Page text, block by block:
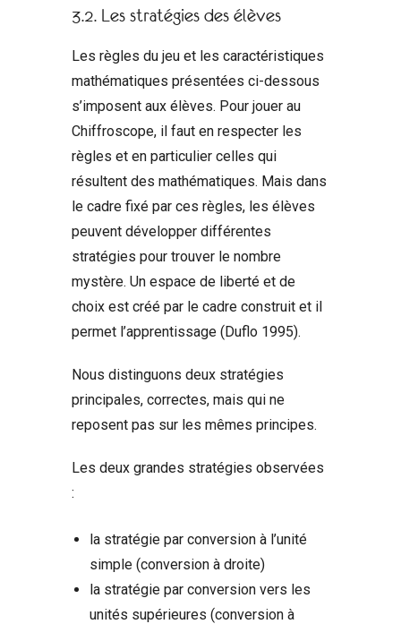
3.2. Les stratégies des élèves
Les règles du jeu et les caractéristiques
mathématiques présentées ci-dessous
s’imposent aux élèves. Pour jouer au
Chiffroscope, il faut en respecter les
règles et en particulier celles qui
résultent des mathématiques. Mais dans
le cadre fixé par ces règles, les élèves
peuvent développer différentes
stratégies pour trouver le nombre
mystère. Un espace de liberté et de
choix est créé par le cadre construit et il
permet l’apprentissage (Duflo 1995).
Nous distinguons deux stratégies
principales, correctes, mais qui ne
reposent pas sur les mêmes principes.
Les deux grandes stratégies observées
:
la stratégie par conversion à l’unité
simple (conversion à droite)
la stratégie par conversion vers les
unités supérieures (conversion à